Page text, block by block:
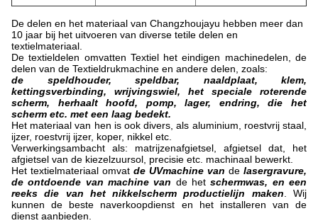
De delen en het materiaal van Changzhoujayu hebben meer dan
10 jaar bij het uitvoeren van diverse tetile delen en
textielmateriaal.
De textieldelen omvatten Textiel het eindigen machinedelen, de
delen van de Textieldrukmachine en andere delen, zoals:
de speldhouder, speldbar, naaldplaat, klem,
kettingsverbinding, wrijvingswiel, het speciale roterende
scherm, herhaalt hoofd, pomp, lager, endring, die het
scherm etc. met een laag bedekt.
Het materiaal van hen is ook divers, als aluminium, roestvrij staal,
ijzer, roestvrij ijzer, koper, nikkel etc.
Verwerkingsambacht als: matrijzenafgietsel, afgietsel dat, het
afgietsel van de kiezelzuursol, precisie etc. machinaal bewerkt.
Het textielmateriaal omvat de UVmachine van de lasergravure,
de ontdoende van machine van de hetschermwas, en een
reeks die van het nikkelscherm productielijn maken . Wij
kunnen de beste naverkoopdienst en het installeren van de
dienst aanbieden.